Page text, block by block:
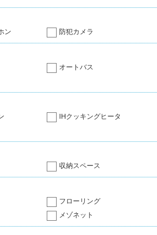
ン 防犯カメラ
オートバス
IHクッキングヒータ
収納スペース
フローリング
メゾネット